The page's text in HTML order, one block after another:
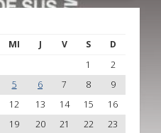
MI J V S D
1
2
5 6 7 8
9
12 13 14 15
16
19 20 21 22
23